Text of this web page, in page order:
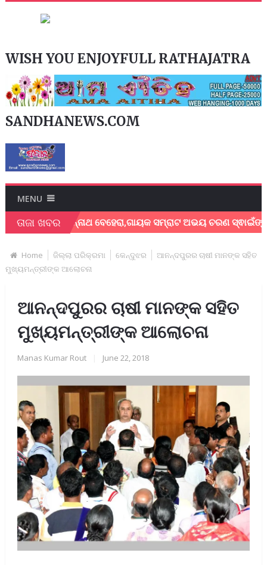
WISH YOU ENJOYFULL RATHAJATRA
SANDHANEWS.COM
MENU
ତାଜା ଖବର
ଜଗନ୍ନାଥ ବେହେରା,ଗାୟକ ସମ୍ରାଟ ଅଭୟ ଚରଣ ସ୍ଵାଇଁଙ୍କ
Home ଜିଲ୍ଲା ପରିକ୍ରମା କେନ୍ଦୁଝର
ଆନନ୍ଦପୁରର ଚାଷୀ ମାନଙ୍କ ସହିତ
ମୁଖ୍ୟମନ୍ତ୍ରୀଙ୍କ ଆଲୋଚନା
ଆନନ୍ଦପୁରର ଚାଷୀ ମାନଙ୍କ ସହିତ
ମୁଖ୍ୟମନ୍ତ୍ରୀଙ୍କ ଆଲୋଚନା
Manas Kumar Rout June 22, 2018